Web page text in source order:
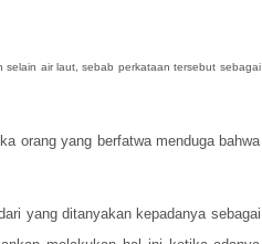
selain air laut, sebab perkataan tersebut sebagai
orang yang berfatwa menduga bahwa
yang ditanyakan kepadanya sebagai